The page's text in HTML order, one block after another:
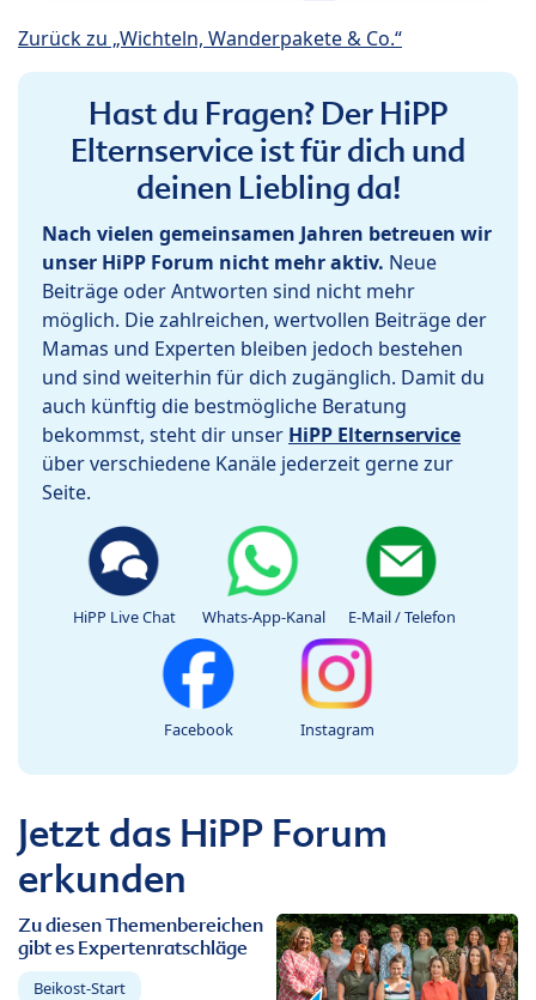
Zurück zu „Wichteln, Wanderpakete & Co.“
Hast du Fragen? Der HiPP
Elternservice ist für dich und
deinen Liebling da!
Nach vielen gemeinsamen Jahren betreuen wir
unser HiPP Forum nicht mehr aktiv. Neue
Beiträge oder Antworten sind nicht mehr
möglich. Die zahlreichen, wertvollen Beiträge der
Mamas und Experten bleiben jedoch bestehen
und sind weiterhin für dich zugänglich. Damit du
auch künftig die bestmögliche Beratung
bekommst, steht dir unser HiPP Elternservice
über verschiedene Kanäle jederzeit gerne zur
Seite.
HiPP Live Chat Whats-App-Kanal E-Mail / Telefon
Facebook Instagram
Jetzt das HiPP Forum
erkunden
Zu diesen Themenbereichen
gibt es Expertenratschläge
Beikost-Start